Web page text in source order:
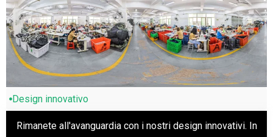
Design innovativo
Rimanete all'avanguardia con i nostri design innovativi. In